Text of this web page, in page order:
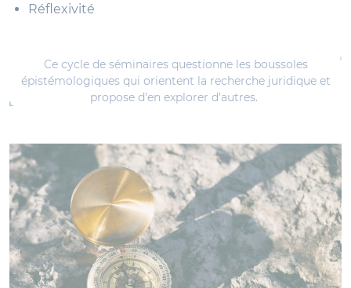
Réflexivité
Ce cycle de séminaires questionne les boussoles
épistémologiques qui orientent la recherche juridique et
propose d'en explorer d'autres.